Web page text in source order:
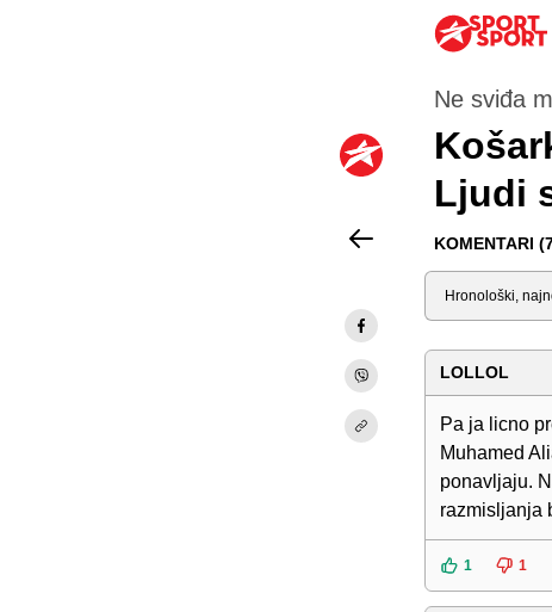
Ne sviđa
Ljudi
KOMENTARI
Sortiraj
LOLLOL
Pa ja licno
Muhamed
ponavljaju.
razmisljanja
1 1